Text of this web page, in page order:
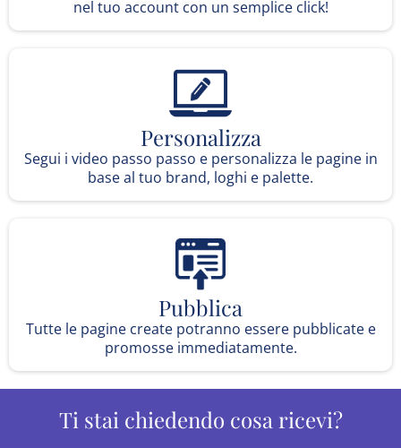
nel tuo account con un semplice click!
Personalizza
Segui i video passo passo e personalizza le pagine in
base al tuo brand, loghi e palette.
Pubblica
Tutte le pagine create potranno essere pubblicate e
promosse immediatamente.
Ti stai chiedendo cosa ricevi?